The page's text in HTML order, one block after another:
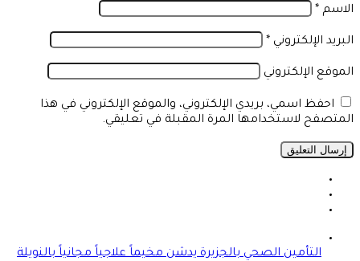
الاسم *
البريد الإلكتروني *
الموقع الإلكتروني
احفظ اسمي، بريدي الإلكتروني، والموقع الإلكتروني في هذا
المتصفح لاستخدامها المرة المقبلة في تعليقي.
التأمين الصحي بالجزيرة يدشن مخيماً علاجياً مجانياً بالنويلة